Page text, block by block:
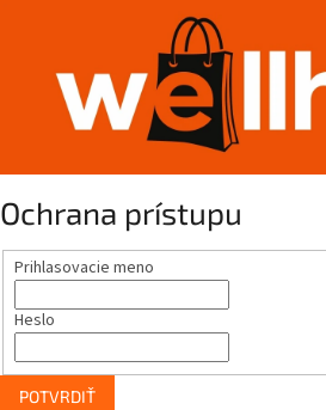
Ochrana prístupu
Prihlasovacie meno
Heslo
POTVRDIŤ